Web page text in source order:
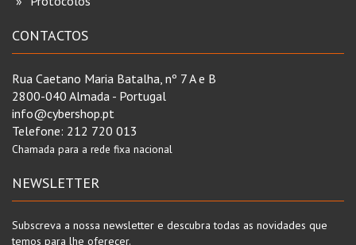
CONTACTOS
Rua Caetano Maria Batalha, nº 7 A e B
2800-040 Almada - Portugal
info@cybershop.pt
Telefone: 212 720 013
Chamada para a rede fixa nacional
NEWSLETTER
Subscreva a nossa newsletter e descubra todas as novidades que
temos para lhe oferecer.